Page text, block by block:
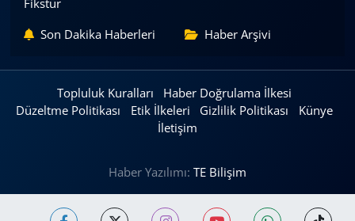
Fikstür
Son Dakika Haberleri Haber Arşivi
Topluluk Kuralları
Haber Doğrulama İlkesi
Düzeltme Politikası
Etik İlkeleri Gizlilik Politikası
Künye
İletişim
Haber Yazılımı: TE Bilişim